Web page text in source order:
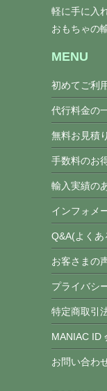
軽に手に入
おもちゃの
MENU
初めてご利
代行料金の
無料お見積
手数料のお
輸入実績の
インフォメ
Q&A(よくあ
お客さまの
プライバシ
特定商取引
MANIAC ID
お問い合わ